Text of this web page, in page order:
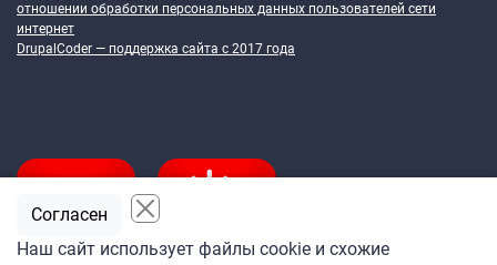
отношении обработки персональных данных пользователей сети
интернет
DrupalCoder — поддержка сайта c 2017 года
Наш сайт использует файлы cookie и схожие
Согласен